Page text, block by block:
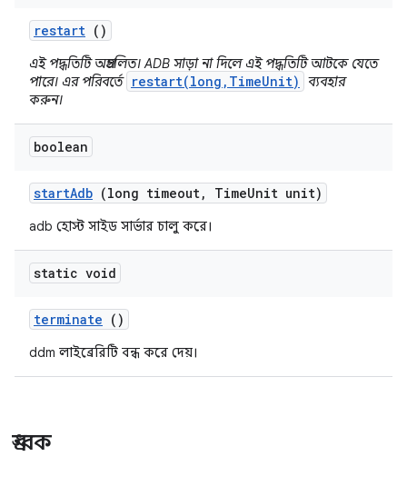
restart ()
এই পদ্ধতিটি অপ্রচলিত। ADB সাড়া না দিলে এই পদ্ধতিটি আটকে যেতে
পারে। এর পরিবর্তে restart(long,TimeUnit)
ব্যবহার
করুন।
boolean
startAdb (long timeout, TimeUnit unit)
adb হোস্ট সাইড সার্ভার চালু করে।
static void
terminate ()
ddm লাইব্রেরিটি বন্ধ করে দেয়।
ধ্রুবক